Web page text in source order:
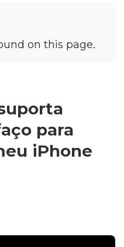
on this page.
para
iPhone